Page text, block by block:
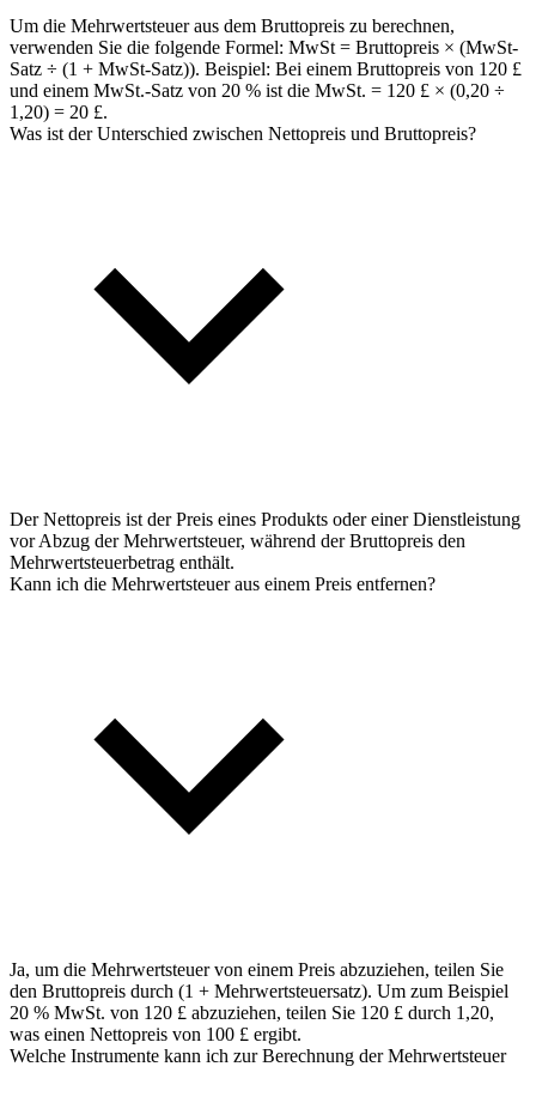
Um die Mehrwertsteuer aus dem Bruttopreis zu berechnen,
verwenden Sie die folgende Formel: MwSt = Bruttopreis × (MwSt-
Satz ÷ (1 + MwSt-Satz)). Beispiel: Bei einem Bruttopreis von 120 £
und einem MwSt.-Satz von 20 % ist die MwSt. = 120 £ × (0,20 ÷
1,20) = 20 £.
Was ist der Unterschied zwischen Nettopreis und Bruttopreis?
Der Nettopreis ist der Preis eines Produkts oder einer Dienstleistung
vor Abzug der Mehrwertsteuer, während der Bruttopreis den
Mehrwertsteuerbetrag enthält.
Kann ich die Mehrwertsteuer aus einem Preis entfernen?
Ja, um die Mehrwertsteuer von einem Preis abzuziehen, teilen Sie
den Bruttopreis durch (1 + Mehrwertsteuersatz). Um zum Beispiel
20 % MwSt. von 120 £ abzuziehen, teilen Sie 120 £ durch 1,20,
was einen Nettopreis von 100 £ ergibt.
Welche Instrumente kann ich zur Berechnung der Mehrwertsteuer